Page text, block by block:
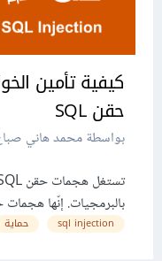
كيفية تأمين
حقن SQL
بواسطة محمد هاني
بالبرمجيات. إنّها
sql injection حماية